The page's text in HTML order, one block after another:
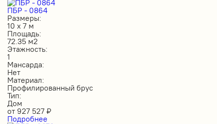
ПБР - 0864
Размеры:
10 х 7 м
Площадь:
72.35 м2
Этажность:
1
Мансарда:
Нет
Материал:
Профилированный брус
Тип:
Дом
от 927 527 ₽
Подробнее